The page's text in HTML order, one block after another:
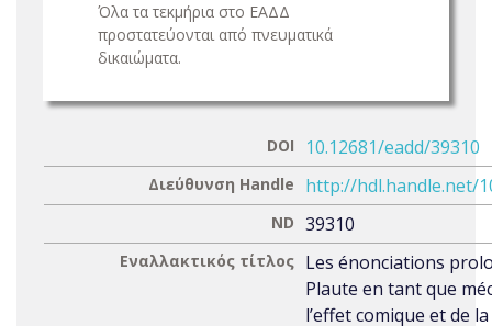
Όλα τα τεκμήρια στο ΕΑΔΔ
προστατεύονται από πνευματικά
δικαιώματα.
DOI 10.12681/eadd/39310
Διεύθυνση Handle http://hdl.handle.net/
ND 39310
Εναλλακτικός τίτλος Les énonciations
Plaute en tant que
l’effet comique et de